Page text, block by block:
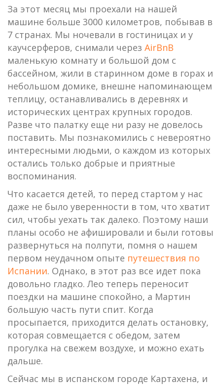
За этот месяц мы проехали на нашей
машине больше 3000 километров, побывав в
7 странах. Мы ночевали в гостиницах и у
каучсерферов, снимали через AirBnB
маленькую комнату и большой дом с
бассейном, жили в старинном доме в горах и
небольшом домике, внешне напоминающем
теплицу, останавливались в деревнях и
исторических центрах крупных городов.
Разве что палатку еще ни разу не довелось
поставить. Мы познакомились с невероятно
интересными людьми, о каждом из которых
остались только добрые и приятные
воспоминания.
Что касается детей, то перед стартом у нас
даже не было уверенности в том, что хватит
сил, чтобы уехать так далеко. Поэтому наши
планы особо не афишировали и были готовы
развернуться на полпути, помня о нашем
первом неудачном опыте путешествия по
Испании. Однако, в этот раз все идет пока
довольно гладко. Лео теперь переносит
поездки на машине спокойно, а Мартин
большую часть пути спит. Когда
просыпается, приходится делать остановку,
которая совмещается с обедом, затем
прогулка на свежем воздухе, и можно ехать
дальше.
Сейчас мы в испанском городе Картахена, и